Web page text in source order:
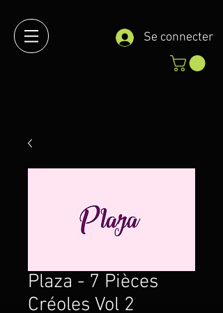
Se connecter
Plaza - 7 Pièces
Créoles Vol 2